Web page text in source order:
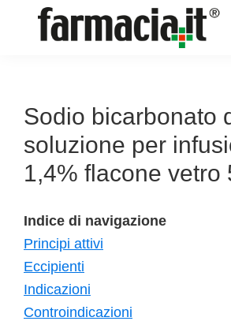
sul
mondo
della
farmacia
Sodio bicarbonato
soluzione per
1,4% flacone vetro
Indice di navigazione
Principi attivi
Eccipienti
Indicazioni
Controindicazioni